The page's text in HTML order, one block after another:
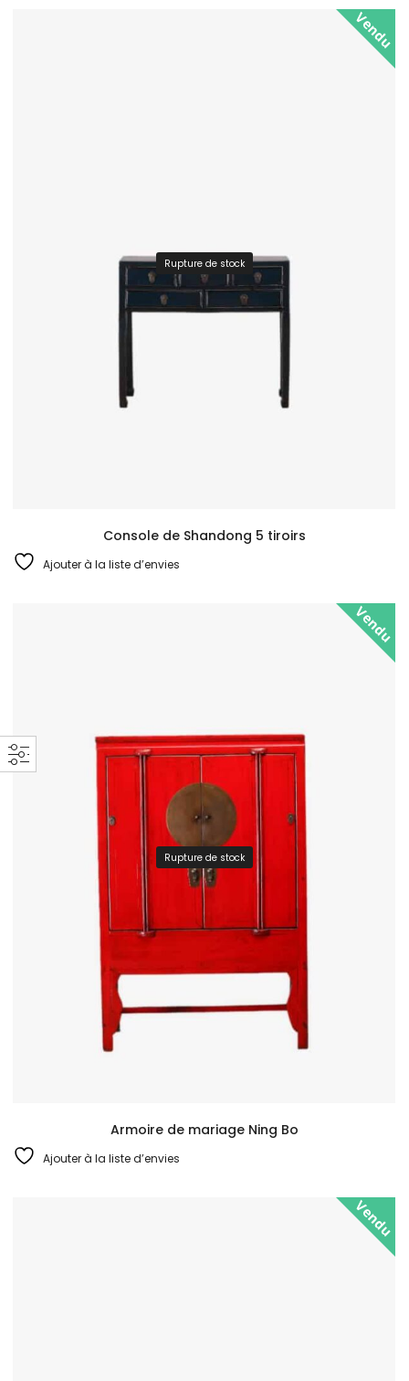
Vendu
Rupture de stock
Console de Shandong 5 tiroirs
Ajouter à la liste d’envies
Vendu
Rupture de stock
Armoire de mariage Ning Bo
Ajouter à la liste d’envies
Vendu